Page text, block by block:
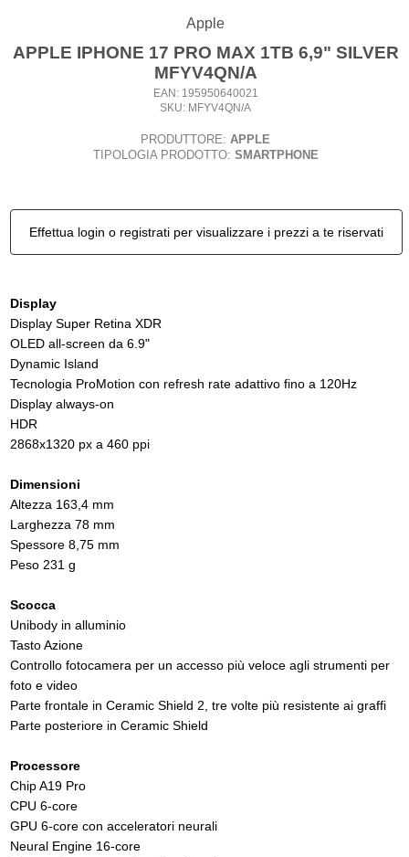
Apple
APPLE IPHONE 17 PRO MAX 1TB 6,9" SILVER
MFYV4QN/A
EAN: 195950640021
SKU: MFYV4QN/A
PRODUTTORE: APPLE
TIPOLOGIA PRODOTTO: SMARTPHONE
Effettua login o registrati per visualizzare i prezzi a te riservati
Display
Display Super Retina XDR
OLED all-screen da 6.9"
Dynamic Island
Tecnologia ProMotion con refresh rate adattivo fino a 120Hz
Display always-on
HDR
2868x1320 px a 460 ppi
Dimensioni
Altezza 163,4 mm
Larghezza 78 mm
Spessore 8,75 mm
Peso 231 g
Scocca
Unibody in alluminio
Tasto Azione
Controllo fotocamera per un accesso più veloce agli strumenti per
foto e video
Parte frontale in Ceramic Shield 2, tre volte più resistente ai graffi
Parte posteriore in Ceramic Shield
Processore
Chip A19 Pro
CPU 6-core
GPU 6-core con acceleratori neurali
Neural Engine 16-core